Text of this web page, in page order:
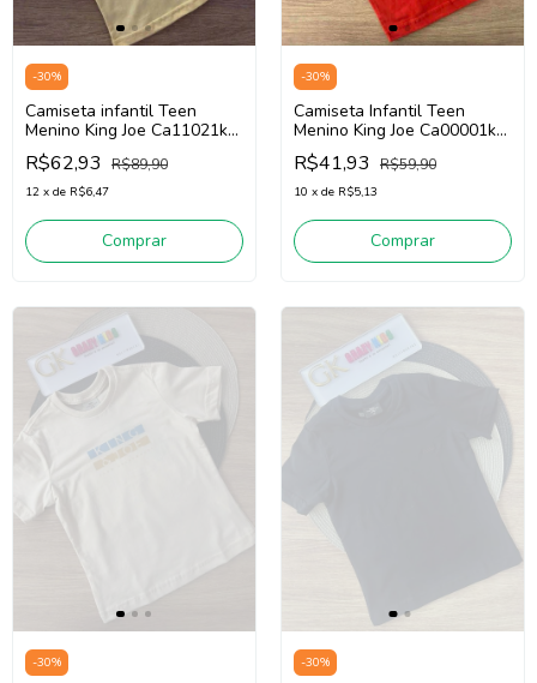
-30%
Camiseta infantil Teen
Menino King Joe Ca11021k
(Amarelo)
R$62,93 R$89,90
12 x de R$6,47
Comprar
-30%
Camiseta Infantil Teen
Menino King Joe Ca00001k
(Vermelho)
R$41,93 R$59,90
10 x de R$5,13
Comprar
-30% -30%